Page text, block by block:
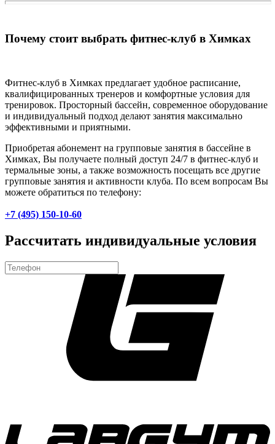
Почему стоит выбрать фитнес-клуб в Химках
Фитнес-клуб в Химках предлагает удобное расписание,
квалифицированных тренеров и комфортные условия для
тренировок. Просторный бассейн, современное оборудование
и индивидуальный подход делают занятия максимально
эффективными и приятными.
Приобретая абонемент на групповые занятия в бассейне в
Химках, Вы получаете полный доступ 24/7 в фитнес-клуб и
термальные зоны, а также возможность посещать все другие
групповые занятия и активности клуба. По всем вопросам Вы
можете обратиться по телефону:
+7 (495) 150-10-60
Рассчитать индивидуальные условия